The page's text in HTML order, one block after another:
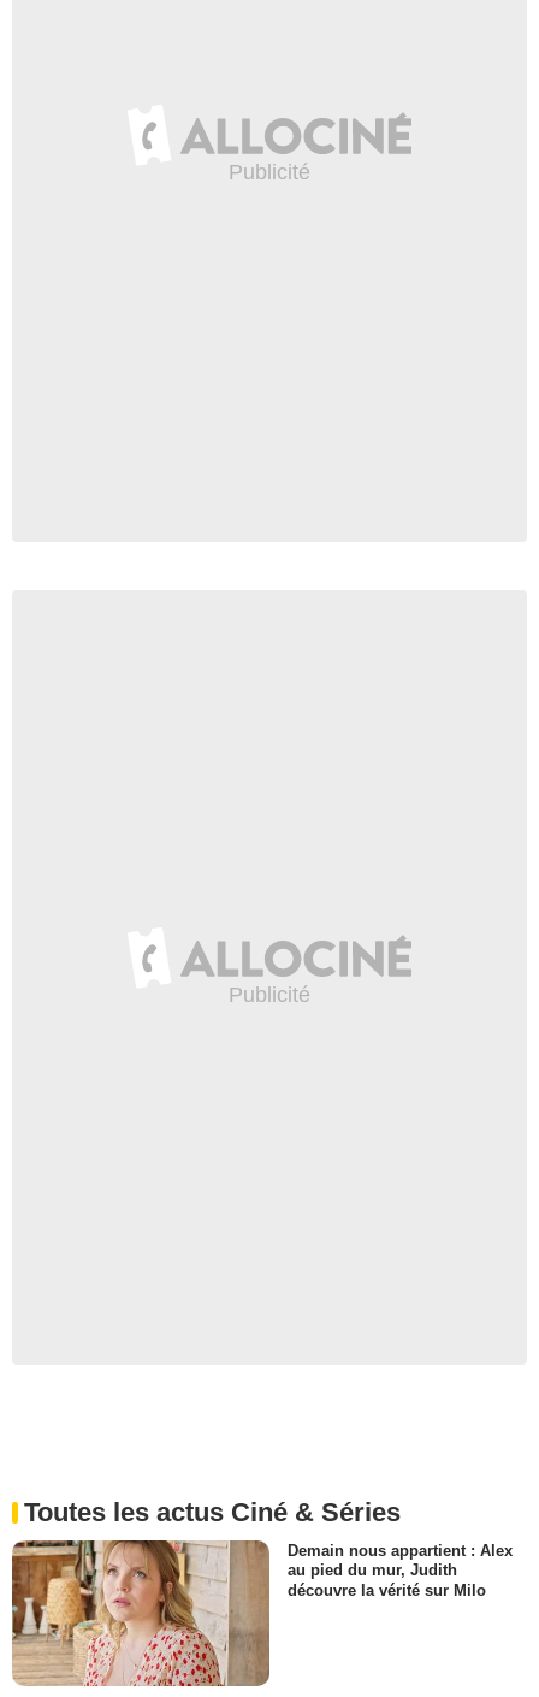
Toutes les actus Ciné & Séries
Demain nous appartient : Alex
au pied du mur, Judith
découvre la vérité sur Milo